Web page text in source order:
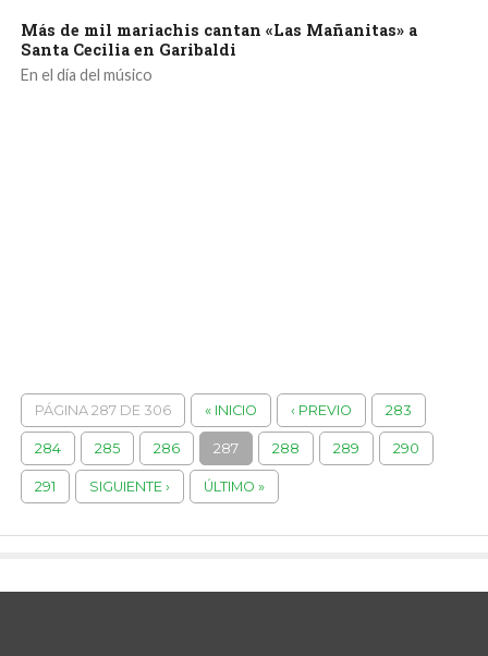
Más de mil mariachis cantan «Las Mañanitas» a
Santa Cecilia en Garibaldi
En el día del músico
PÁGINA 287 DE 306 « INICIO ‹ PREVIO 283
284 285 286 287 288 289 290
291 SIGUIENTE › ÚLTIMO »